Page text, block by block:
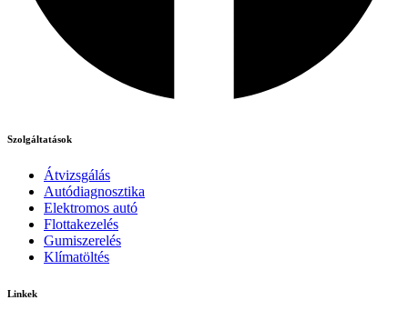
Szolgáltatások
Átvizsgálás
Autódiagnosztika
Elektromos autó
Flottakezelés
Gumiszerelés
Klímatöltés
Linkek